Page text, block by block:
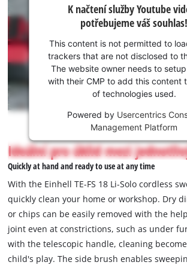
služby
Youtube
potřebujeme
váš souhlas!
content
not
load
due
trackers
that
are
not
disclosed
the
K načtení služby Youtube
potřebujeme váš souhlas!
This content is not permitted to
trackers that are not disclosed to
The website owner needs to
with their CMP to add this content
of technologies used.
Powered by Usercentrics
Management Platform
Ideální pro úklid mezi
Quickly at hand and ready to use at any time
With the Einhell TE-FS 18 Li-Solo cordless
quickly clean your home or workshop. Dry
or chips can be easily removed with the
joint even at constrictions, such as under
with the telescopic handle, cleaning
child's play. The side brush enables